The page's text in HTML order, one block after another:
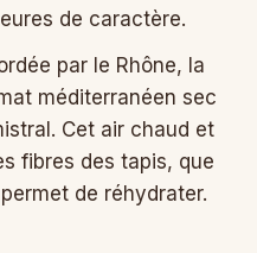
de caractère.
par le Rhône, la
méditerranéen sec
Cet air chaud et
fibres des tapis, que
de réhydrater.